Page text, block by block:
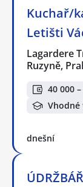
Kuchař/
Letišti
Lagardere
Ruzyně,
40 000
dnešní